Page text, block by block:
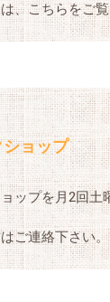
、こちらをご
ョップ
ップを月2回土
ご連絡下さい。